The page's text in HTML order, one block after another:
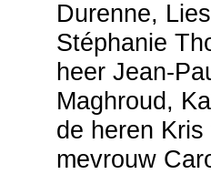
Durenne,
Stéphanie
heer Jean-
Maghroud,
de heren
mevrouw